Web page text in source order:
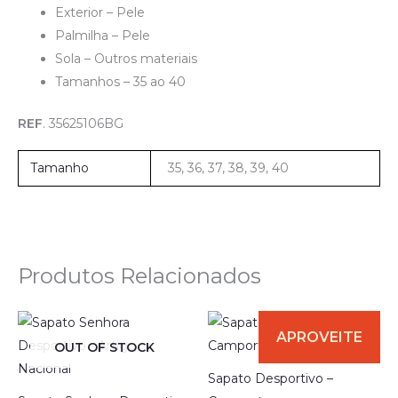
Exterior – Pele
Palmilha – Pele
Sola – Outros materiais
Tamanhos – 35 ao 40
REF. 35625106BG
Tamanho 35, 36, 37, 38, 39, 40
Produtos Relacionados
OUT OF STOCK
Sapato Desportivo –